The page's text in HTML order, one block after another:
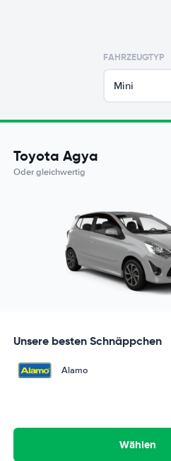
FAHRZEUGTYP
Mini
Toyota Agya
Oder gleichwertig
Unsere besten Schnäppchen
Alamo
Wählen